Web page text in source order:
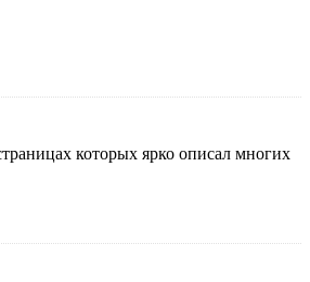
которых ярко описал многих